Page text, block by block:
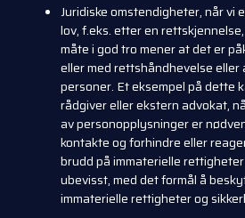
Juridiske omstendigheter, når vi
lov, f.eks. etter en
måte i god tro mener at det er
eller med rettshåndhevelse eller
personer. Et eksempel på dette
rådgiver eller ekstern advokat,
av personopplysninger er
kontakte og forhindre eller
brudd på immaterielle
ubevisst, med det formål å
immaterielle rettigheter og